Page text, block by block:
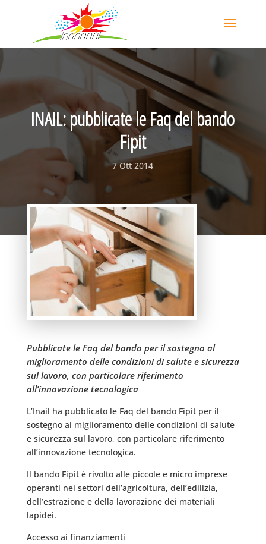
INAIL: pubblicate le Faq del bando
Fipit
7 Ott 2014
Pubblicate le Faq del bando per il sostegno al
miglioramento delle condizioni di salute e sicurezza
sul lavoro, con particolare riferimento
all’innovazione tecnologica
L’Inail ha pubblicato le Faq del bando Fipit per il
sostegno al miglioramento delle condizioni di salute
e sicurezza sul lavoro, con particolare riferimento
all’innovazione tecnologica.
Il bando Fipit è rivolto alle piccole e micro imprese
operanti nei settori dell’agricoltura, dell’edilizia,
dell’estrazione e della lavorazione dei materiali
lapidei.
Accesso ai finanziamenti